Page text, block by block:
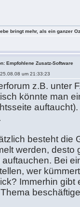
bringt mehr, als ein ganzer
Empfohlene Zusatz-Software
25.08.08 um 21:33:23
z.B. unter
könnte man
besteht die
werden, desto
auftauchen. Bei
wer
Immerhin gibt